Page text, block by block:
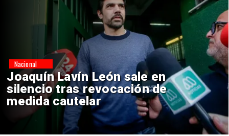
Chile y Venezuela formalizan
reinicio de relaciones
consulares
Nacional